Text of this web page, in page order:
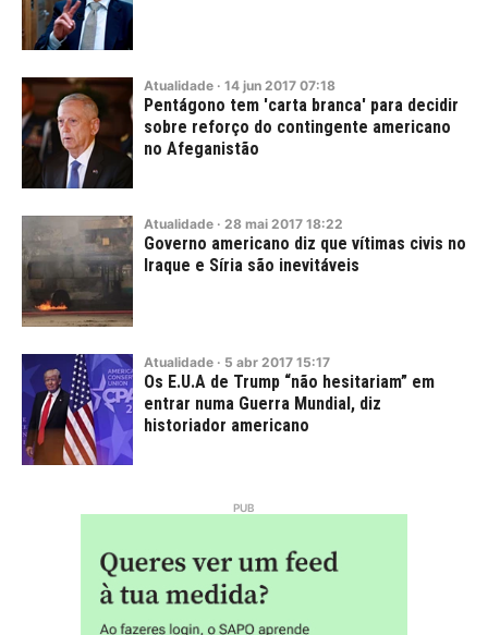
Atualidade · 14 jun 2017 07:18
Pentágono tem 'carta branca' para decidir
sobre reforço do contingente americano
no Afeganistão
Atualidade · 28 mai 2017 18:22
Governo americano diz que vítimas civis no
Iraque e Síria são inevitáveis
Atualidade · 5 abr 2017 15:17
Os E.U.A de Trump “não hesitariam” em
entrar numa Guerra Mundial, diz
historiador americano